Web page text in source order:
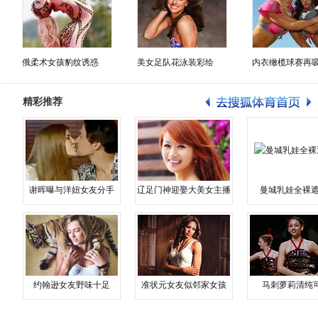
俄柔术女孩豹纹诱惑 美女足队花泳装彩绘 内衣橄榄球赛再
精彩推荐
谢晖曝与洋妞女友分手 辽足门神迎娶大美女主播 曼城乳娃全裸
约翰逊女友野味十足 准状元女友似邻家女孩 马刺萝莉清纯